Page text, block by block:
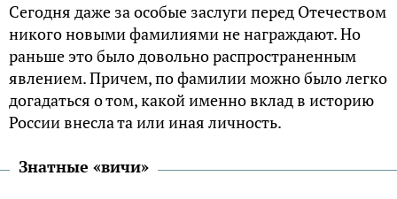
Сегодня даже за особые заслуги перед Отечеством
никого новыми фамилиями не награждают. Но
раньше это было довольно распространенным
явлением. Причем, по фамилии можно было легко
догадаться о том, какой именно вклад в историю
России внесла та или иная личность.
Знатные «вичи»